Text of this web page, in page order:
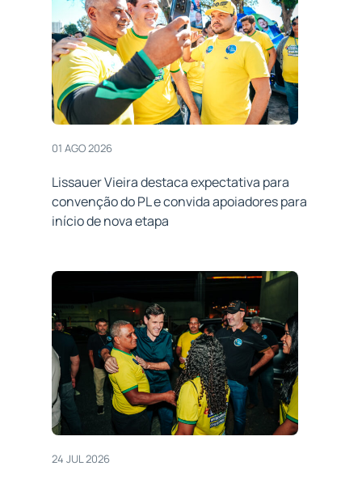
01 AGO 2026
Lissauer Vieira destaca expectativa para
convenção do PL e convida apoiadores para
início de nova etapa
24 JUL 2026